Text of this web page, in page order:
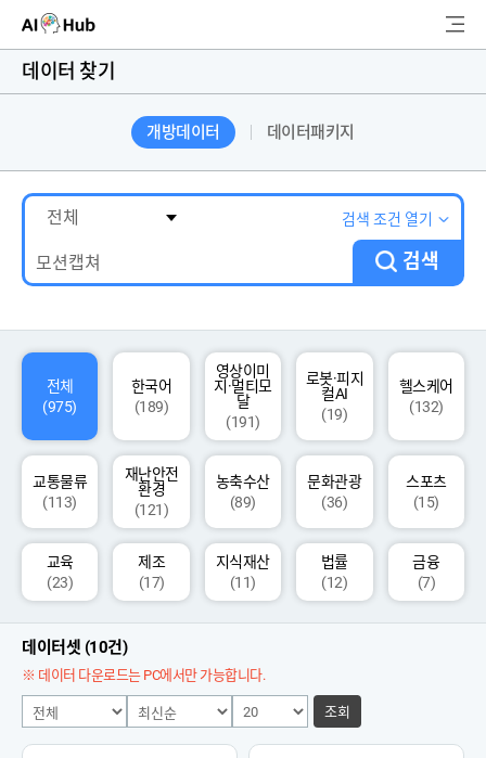
AI-Hub
AI 데이터찾기
AI 허브소개
AI 개발지원
고객지원
색
데이터 찾기
개방데이터 데이터패키지
검색 조건 열기
검색
전체
(975)
한국어
(189)
영상이미
지·멀티모
달
(191)
로봇·피지
컬AI
(19)
헬스케어
(132)
교통물류
(113)
재난안전
환경
(121)
농축수산
(89)
문화관광
(36)
스포츠
(15)
교육
(23)
제조
(17)
지식재산
(11)
법률
(12)
금융
(7)
데이터셋 (10건)
※ 데이터 다운로드는 PC에서만 가능합니다.
조회